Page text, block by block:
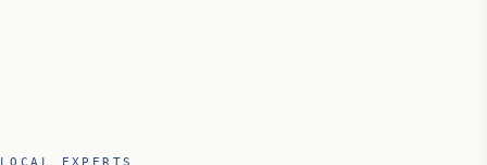
LOCAL EXPERTS